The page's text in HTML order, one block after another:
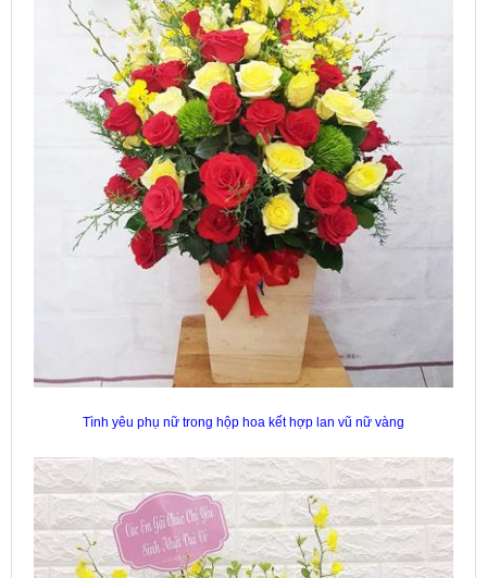
Tình yêu phụ nữ trong hộp hoa kết hợp lan vũ nữ vàng